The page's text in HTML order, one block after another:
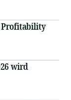
Profitability
wird